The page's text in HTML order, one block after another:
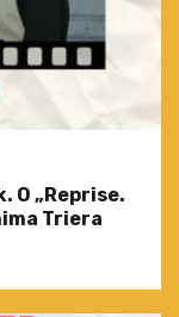
O „Reprise.
Triera